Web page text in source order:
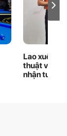
Lao xuống
thuật viên
nhận tuyên